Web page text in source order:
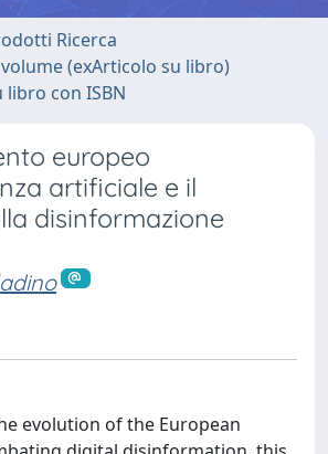
Ricerca
(exArticolo su libro)
libro con ISBN
europeo
artificiale e il
disinformazione
evolution of the European